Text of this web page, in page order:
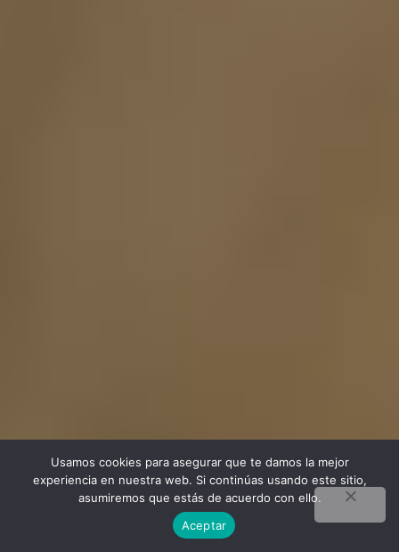
Usamos cookies para asegurar que te damos la mejor
experiencia en nuestra web. Si continúas usando este sitio,
asumiremos que estás de acuerdo con ello.
Aceptar